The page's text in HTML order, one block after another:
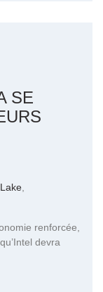
SE
renforcée,
devra